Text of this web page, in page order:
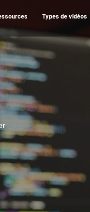
Types de vidéos